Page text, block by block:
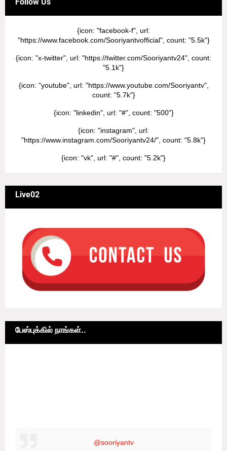
{icon: "facebook-f", url:
"https://www.facebook.com/Sooriyantvofficial", count: "5.5k"}
{icon: "x-twitter", url: "https://twitter.com/Sooriyantv24", count:
"5.1k"}
{icon: "youtube", url: "https://www.youtube.com/Sooriyantv",
count: "5.7k"}
{icon: "linkedin", url: "#", count: "500"}
{icon: "instagram", url:
"https://www.instagram.com/Sooriyantv24/", count: "5.8k"}
{icon: "vk", url: "#", count: "5.2k"}
Live02
பேஸ்புக்கில் நாங்கள்..
@sooriyantv